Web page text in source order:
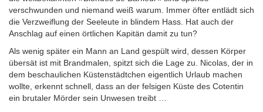
verschwunden und niemand weiß warum. Immer öfter entlädt sich
die Verzweiflung der Seeleute in blindem Hass. Hat auch der
Anschlag auf einen örtlichen Kapitän damit zu tun?
Als wenig später ein Mann an Land gespült wird, dessen Körper
übersät ist mit Brandmalen, spitzt sich die Lage zu. Nicolas, der in
dem beschaulichen Küstenstädtchen eigentlich Urlaub machen
wollte, erkennt schnell, dass an der felsigen Küste des Cotentin
ein brutaler Mörder sein Unwesen treibt …